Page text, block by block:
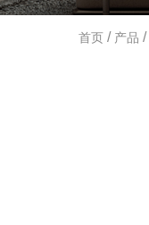
首页 / 产品 /